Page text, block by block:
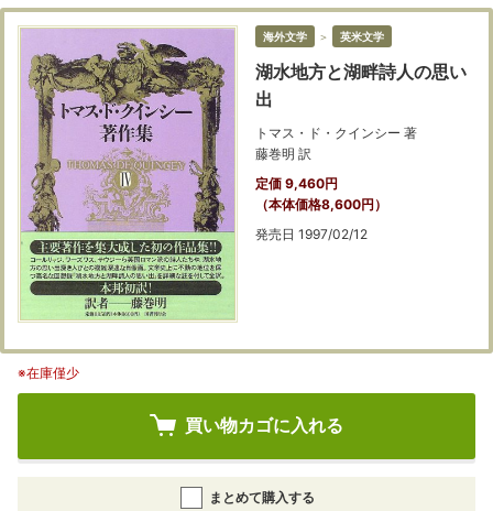
海外文学 ＞ 英米文学
湖水地方と湖畔詩人の思い
出
トマス・ド・クインシー 著
藤巻明 訳
定価 9,460円
（本体価格8,600円）
発売日 1997/02/12
※在庫僅少
買い物カゴに入れる
まとめて購入する